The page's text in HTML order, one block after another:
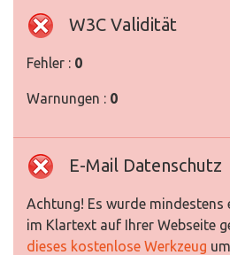
W3C Validität
Fehler : 0
Warnungen : 0
E-Mail Datenschutz
Achtung! Es wurde mindestens
im Klartext auf Ihrer Webseite
dieses kostenlose Werkzeug